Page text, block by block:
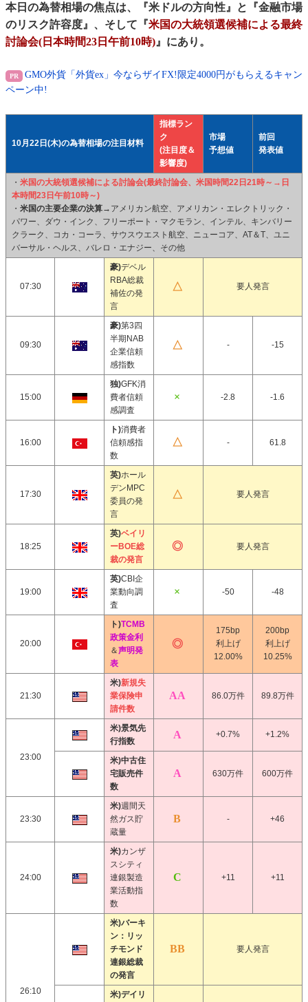
本日の為替相場の焦点は、『米ドルの方向性』と『金融市場
のリスク許容度』、そして『米国の大統領選候補による最終
討論会(日本時間23日午前10時)』にあり。
GMO外貨「外貨ex」今ならザイFX!限定4000円がもらえるキャン
ペーン中!
10月22日(木)の為替相場の注目材料
指標ラン
ク
(注目度＆
影響度)
市場
予想値
前回
発表値
・ 米国の大統領選候補による討論会(最終討論会、米国時間22日21時～→日
本時間23日午前10時～)
・ 米国の主要企業の決算→ アメリカン航空、アメリカン・エレクトリック・
パワー、ダウ・インク、フリーポート・マクモラン、インテル、キンバリー
クラーク、コカ・コーラ、サウスウエスト航空、ニューコア、AT＆T、ユニ
バーサル・ヘルス、バレロ・エナジー、その他
07:30
豪)デベル
RBA総裁
補佐の発
言
要人発言
09:30
豪)第3四
半期NAB
企業信頼
感指数
- -15
15:00
独)GFK消
費者信頼
感調査
-2.8 -1.6
16:00
ト)消費者
信頼感指
数
- 61.8
17:30
英)ホール
デンMPC
委員の発
言
要人発言
18:25
英)ベイリ
ーBOE総
裁の発言
要人発言
19:00
英)CBI企
業動向調
査
-50 -48
20:00
ト)TCMB
政策金利
＆声明発
表
175bp
利上げ
12.00%
200bp
利上げ
10.25%
21:30
米)新規失
業保険申
請件数
86.0万件 89.8万件
23:00
米)景気先
行指数
+0.7% +1.2%
米)中古住
宅販売件
数
630万件 600万件
23:30
米)週間天
然ガス貯
蔵量
- +46
24:00
米)カンザ
スシティ
連銀製造
業活動指
数
+11 +11
26:10
米)バーキ
ン：リッ
チモンド
連銀総裁
の発言
要人発言
米)デイリ